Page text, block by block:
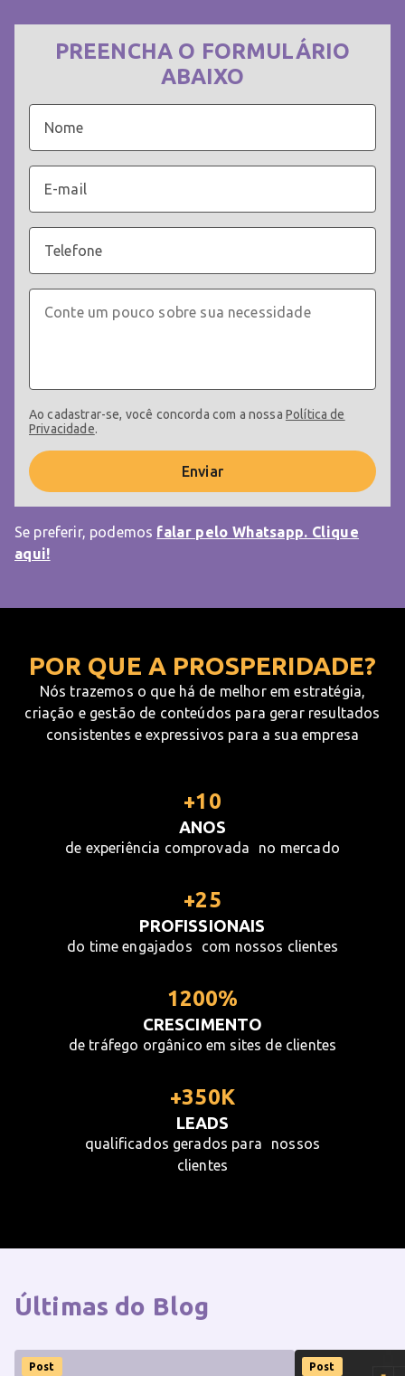
PREENCHA O FORMULÁRIO
ABAIXO
Ao cadastrar-se, você concorda com a nossa Política de
Privacidade.
Enviar
Se preferir, podemos falar pelo Whatsapp. Clique
aqui!
POR QUE A PROSPERIDADE?
Nós trazemos o que há de melhor em estratégia,
criação e gestão de conteúdos para gerar resultados
consistentes e expressivos para a sua empresa
+10
ANOS
de experiência comprovada no mercado
+25
PROFISSIONAIS
do time engajados com nossos clientes
1200%
CRESCIMENTO
de tráfego orgânico em sites de clientes
+350K
LEADS
qualificados gerados para nossos
clientes
Últimas do Blog
Post Post